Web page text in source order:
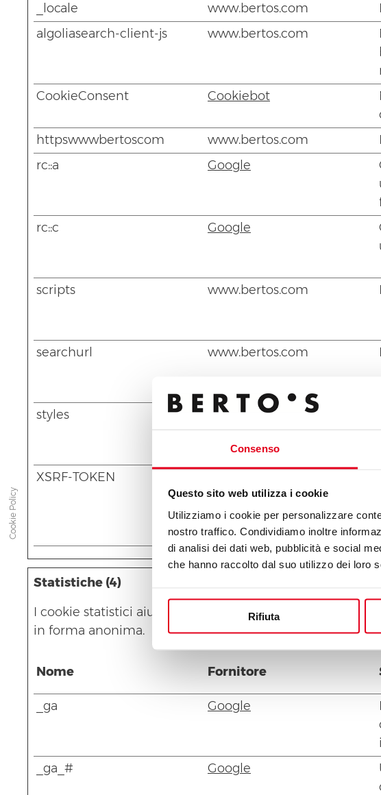
Consenso
Questo sito web utilizza i cookie
Utilizziamo i cookie per personalizzare
nostro traffico. Condividiamo inoltre
di analisi dei dati web, pubblicità e social
che hanno raccolto dal suo utilizzo dei loro
Rifiuta
Cookie Policy
_locale www.bertos.com
algoliasearch-client-js
www.bertos.com
CookieConsent
Cookiebot
httpswwwbertoscom www.bertos.com
rc::a
Google
rc::c
Google
scripts
www.bertos.com
searchurl
www.bertos.com
styles
www.bertos.com
XSRF-TOKEN
Statistiche (4)
I cookie statistici aiutano i proprietari del sito web a
in forma anonima.
Nome Fornitore
_ga Google
_ga_# Google